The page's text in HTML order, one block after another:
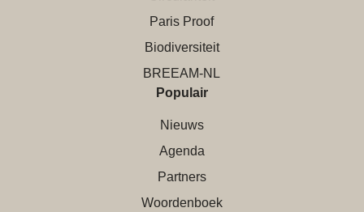
Paris Proof
Biodiversiteit
BREEAM-NL
Populair
Nieuws
Agenda
Partners
Woordenboek